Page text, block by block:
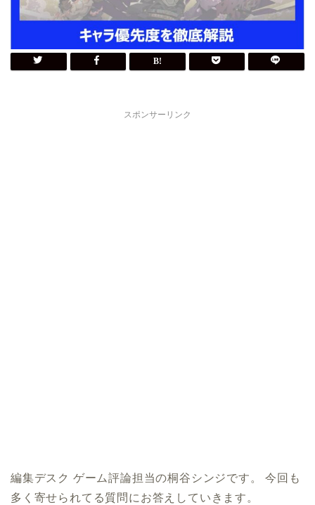
スポンサーリンク
編集デスク ゲーム評論担当の桐谷シンジです。 今回も
多く寄せられてる質問にお答えしていきます。